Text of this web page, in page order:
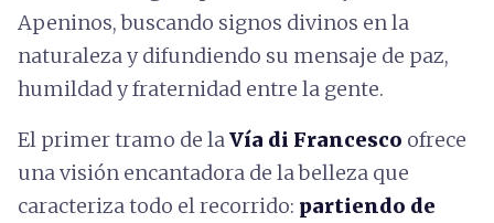
Apeninos, buscando signos divinos en la
naturaleza y difundiendo su mensaje de paz,
humildad y fraternidad entre la gente.
El primer tramo de laVía di Francesco ofrece
una visión encantadora de la belleza que
caracteriza todo el recorrido: partiendo de